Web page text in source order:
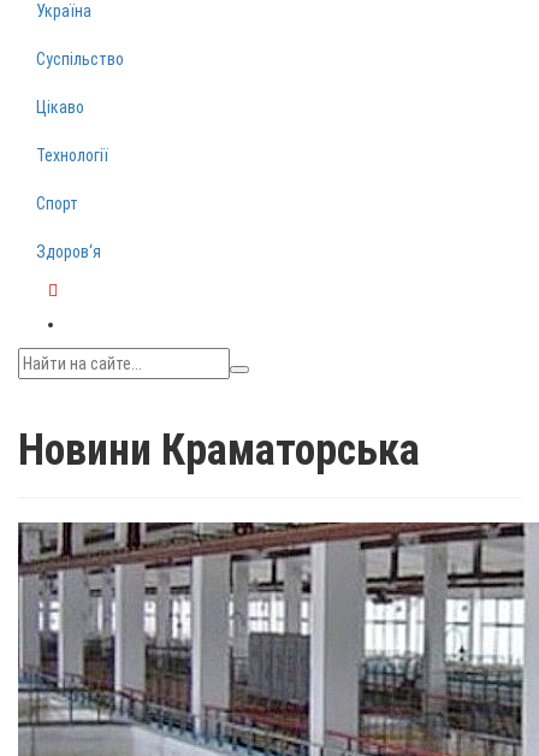
Україна
Суспільство
Цікаво
Технології
Спорт
Здоров‘я
Новини Краматорська